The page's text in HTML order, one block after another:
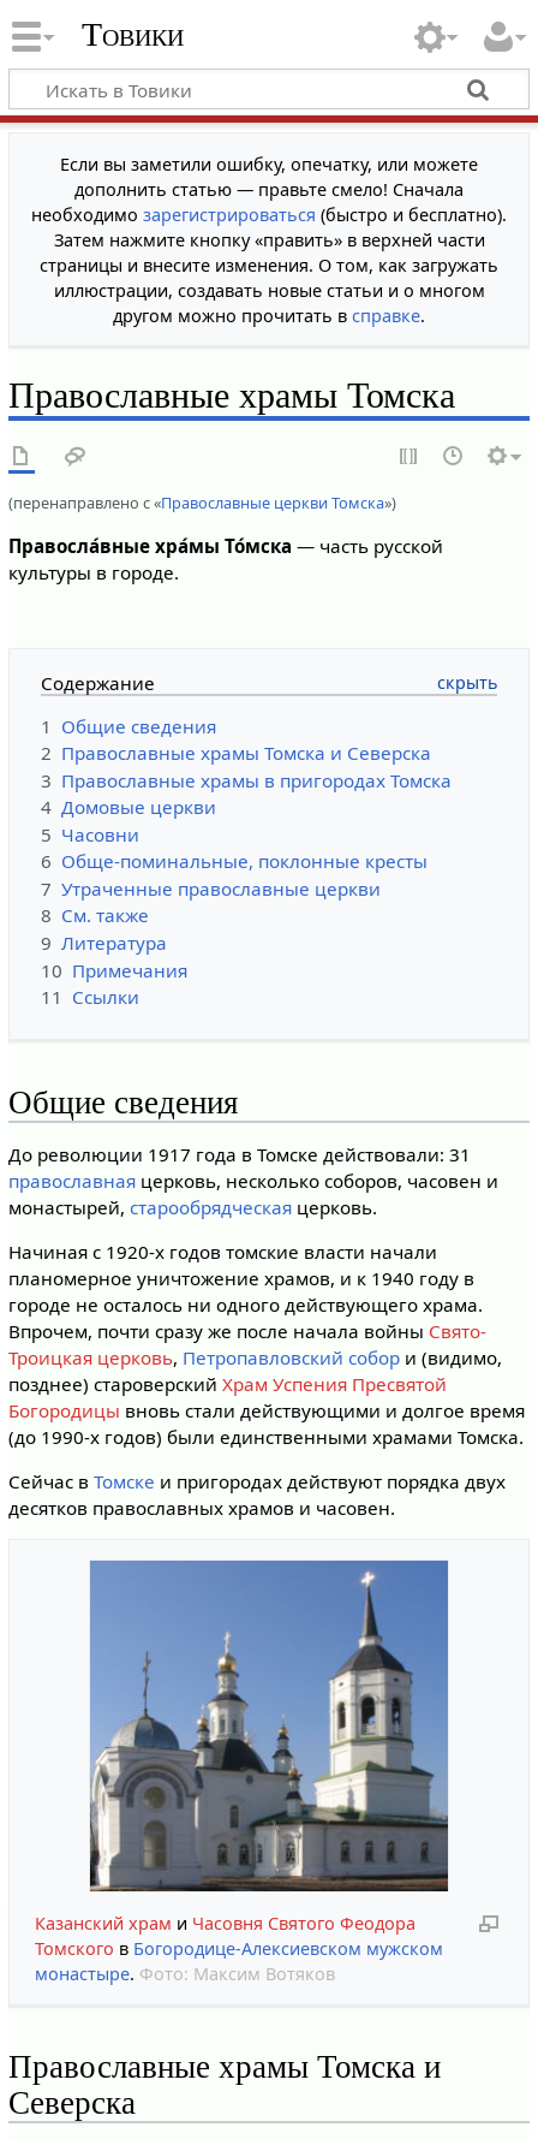
Товики
Если вы заметили ошибку, опечатку, или можете
дополнить статью — правьте смело! Сначала
необходимо зарегистрироваться (быстро и бесплатно).
Затем нажмите кнопку «править» в верхней части
страницы и внесите изменения. О том, как загружать
иллюстрации, создавать новые статьи и о многом
другом можно прочитать в справке.
Православные храмы Томска
(перенаправлено с «Православные церкви Томска»)
Правосла́вные хра́мы То́мска — часть русской
культуры в городе.
Содержание
1 Общие сведения
2 Православные храмы Томска и Северска
3 Православные храмы в пригородах Томска
4 Домовые церкви
5 Часовни
6 Обще-поминальные, поклонные кресты
7 Утраченные православные церкви
8 См. также
9 Литература
10 Примечания
11 Ссылки
Общие сведения
До революции 1917 года в Томске действовали: 31
православнаяцерковь, несколько соборов, часовен и
монастырей, старообрядческаяцерковь.
Начиная с 1920-х годов томские власти начали
планомерное уничтожение храмов, и к 1940 году в
городе не осталось ни одного действующего храма.
Впрочем, почти сразу же после начала войны Свято-
Троицкая церковь, Петропавловский собори (видимо,
позднее) староверский Храм Успения Пресвятой
Богородицы вновь стали действующими и долгое время
(до 1990-х годов) были единственными храмами Томска.
Сейчас в Томске и пригородах действуют порядка двух
десятков православных храмов и часовен.
Казанский храм и Часовня Святого Феодора
Томского в Богородице-Алексиевском мужском
монастыре. Фото: Максим Вотяков
Православные храмы Томска и
Северска